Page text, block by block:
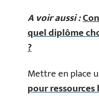
A voir aussi :
quel diplôme
?
Mettre en place
pour